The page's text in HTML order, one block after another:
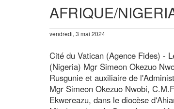
AFRIQUE/
vendredi, 3 mai 2024
Cité du Vatican (Agence Fides) -
(Nigeria) Mgr Simeon Okezuo
Rusgunie et auxiliaire de
Mgr Simeon Okezuo Nwobi,
Ekwereazu, dans le diocèse